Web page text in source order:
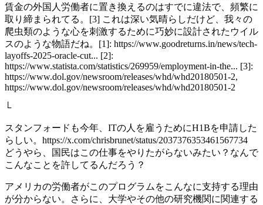
賃金の外国人労働者に置き換えるのはすでに違法で、頻繁に
取り締まられてる。[3] これは深い気晴らしだけど、我々の
爬虫類のような心を刺激するために巧妙に設計されたウイル
スのような物語だね。[1]: https://www.goodreturns.in/news/tech-
layoffs-2025-oracle-cut... [2]:
https://www.statista.com/statistics/269959/employment-in-the... [3]:
https://www.dol.gov/newsroom/releases/whd/whd20180501-2,
https://www.dol.gov/newsroom/releases/whd/whd20180501-2
└
スタンフォードも今年、ITの人を雇うためにH1Bを申請した
らしい。https://x.com/chrisbrunet/status/2037376353461567734
どうやら、国民はこの仕事をやりたがらないみたい？なんで
こんなことを許してるんだろう？
アメリカの労働者がこのプログラムをこんなに支持する理由
が分からない。さらに、大学やその他の研究機関に関連する